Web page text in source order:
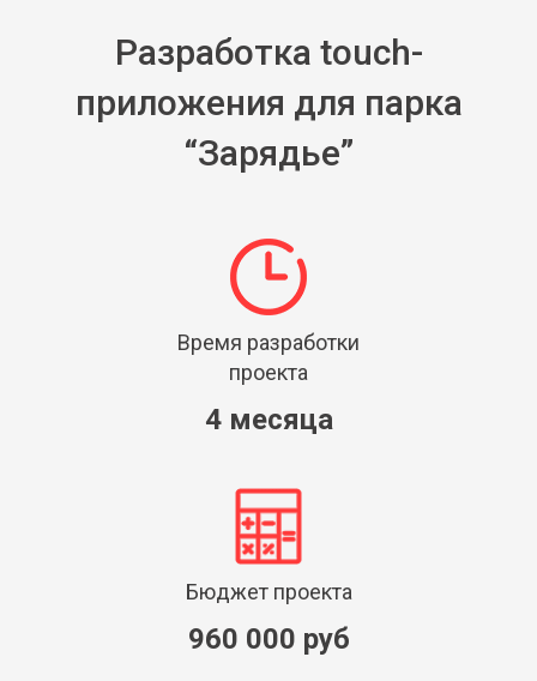
Разработка touch-
приложения для парка
“Зарядье”
Время разработки
проекта
4 месяца
Бюджет проекта
960 000 руб